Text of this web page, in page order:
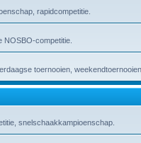
rapidcompetitie.
NOSBO-competitie.
toernooien,
snelschaakkampioenschap.